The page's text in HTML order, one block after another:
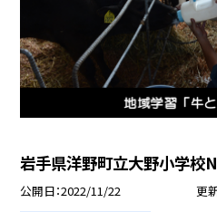
岩手県洋野町立大野小学校
公開日 2022/11/22 更